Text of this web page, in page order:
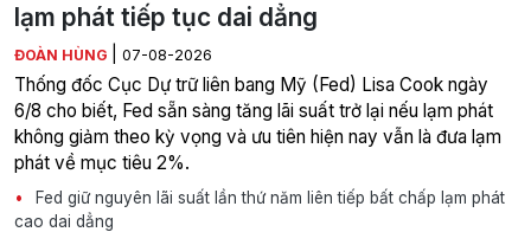
lạm phát tiếp tục dai dẳng
ĐOÀN HÙNG 07-08-2026
Thống đốc Cục Dự trữ liên bang Mỹ (Fed) Lisa Cook ngày
6/8 cho biết, Fed sẵn sàng tăng lãi suất trở lại nếu lạm phát
không giảm theo kỳ vọng và ưu tiên hiện nay vẫn là đưa lạm
phát về mục tiêu 2%.
Fed giữ nguyên lãi suất lần thứ năm liên tiếp bất chấp lạm phát
cao dai dẳng